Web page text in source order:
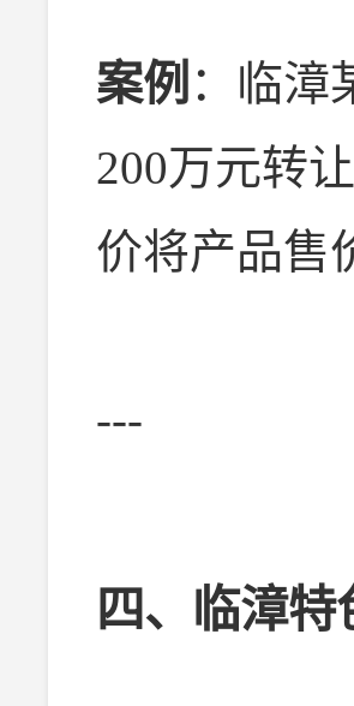
案例 ：临漳
200万元转
价将产品售
---
四、临漳